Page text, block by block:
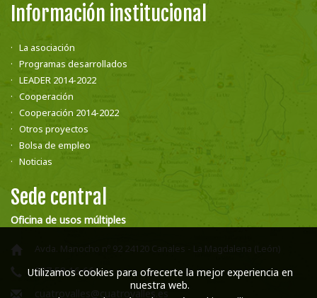
Información institucional
La asociación
Programas desarrollados
LEADER 2014-2022
Cooperación
Cooperación 2014-2022
Otros proyectos
Bolsa de empleo
Noticias
Sede central
Oficina de usos múltiples
Avda. Manocho nº 92 24120 Canales - La Magdalena (León)
987 58 16 66
cuatrovalles@cuatrovalles.es
Utilizamos cookies para ofrecerte la mejor experiencia en
nuestra web.